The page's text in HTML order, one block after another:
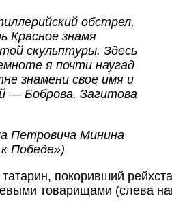
обстрел,
Красное знамя
скульптуры. Здесь
я почти наугад
знамени свое имя и
— Боброва, Загитова
Петровича Минина
Победе»)
товарищами (слева